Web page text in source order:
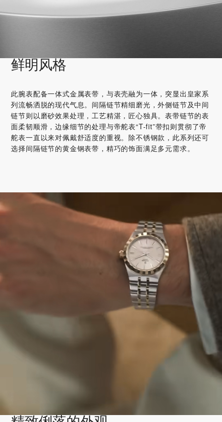
鲜明风格
此腕表配备一体式金属表带，与表壳融为一体，突显出皇家系
列流畅洒脱的现代气息。间隔链节精细磨光，外侧链节及中间
链节则以磨砂效果处理，工艺精湛，匠心独具。表带链节的表
面柔韧顺滑，边缘细节的处理与帝舵表“T-fit”带扣则贯彻了帝
舵表一直以来对佩戴舒适度的重视。除不锈钢款，此系列还可
选择间隔链节的黄金钢表带，精巧的饰面满足多元需求。